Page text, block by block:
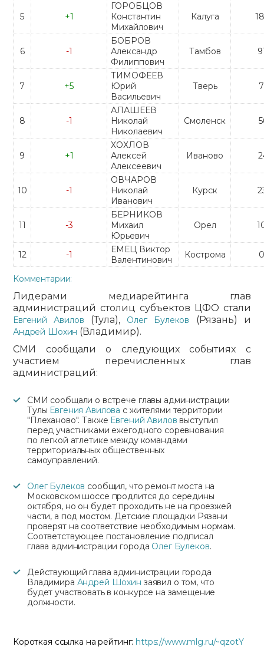
5 +1
ГОРОБЦОВ
Константин
Михайлович
Калуга
6 -1
БОБРОВ
Александр
Филиппович
Тамбов
7 +5
ТИМОФЕЕВ
Юрий
Васильевич
Тверь
8 -1
АЛАШЕЕВ
Николай
Николаевич
Смоленск
9 +1
ХОХЛОВ
Алексей
Алексеевич
Иваново
10 -1
ОВЧАРОВ
Николай
Иванович
Курск
11 -3
БЕРНИКОВ
Михаил
Юрьевич
Орел
12 -1
ЕМЕЦ Виктор
Валентинович
Кострома
Комментарии:
Лидерами медиарейтинга глав
администраций столиц субъектов ЦФО стали
Евгений Авилов (Тула), Олег Булеков (Рязань) и
Андрей Шохин (Владимир).
СМИ сообщали о следующих событиях с
участием перечисленных глав
администраций:
СМИ сообщали о встрече главы администрации
Тулы Евгения Авилова с жителями территории
"Плеханово". Также Евгений Авилов выступил
перед участниками ежегодного соревнования
по легкой атлетике между командами
территориальных общественных
самоуправлений.
Олег Булеков сообщил, что ремонт моста на
Московском шоссе продлится до середины
октября, но он будет проходить не на проезжей
части, а под мостом. Детские площадки Рязани
проверят на соответствие необходимым нормам.
Соответствующее постановление подписал
глава администрации города Олег Булеков.
Действующий глава администрации города
Владимира Андрей Шохин заявил о том, что
будет участвовать в конкурсе на замещение
должности.
Короткая ссылка на рейтинг: https://www.mlg.ru/~qzotY